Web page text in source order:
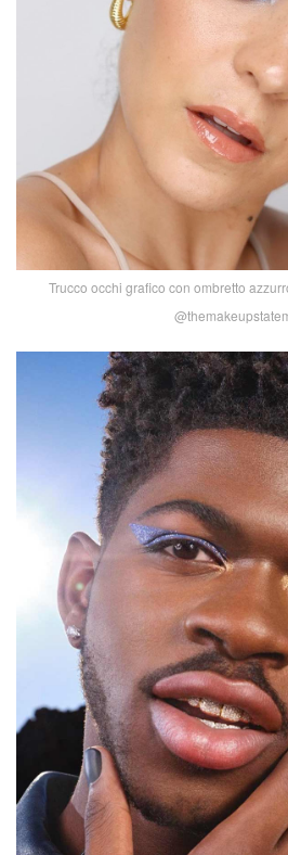
Trucco occhi grafico con ombretto